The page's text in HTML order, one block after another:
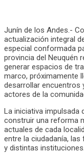
Junín de los Andes.-
actualización integral
especial conformada
provincia del Neuquén
generar espacios de
marco, próximamente
desarrollar encuentros
actores de la
La iniciativa impulsada
construir una reforma
actuales de cada
entre la ciudadanía,
y distintas instituciones.